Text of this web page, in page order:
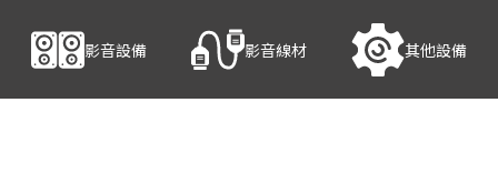
影音設備 影音線材 其他設備